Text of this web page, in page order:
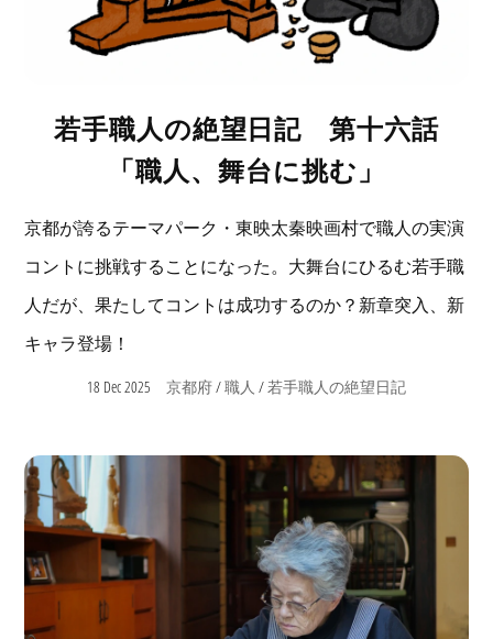
若手職人の絶望日記 第十六話
「職人、舞台に挑む」
京都が誇るテーマパーク・東映太秦映画村で職人の実演
コントに挑戦することになった。大舞台にひるむ若手職
人だが、果たしてコントは成功するのか？新章突入、新
キャラ登場！
18 Dec 2025 京都府/職人 /若手職人の絶望日記